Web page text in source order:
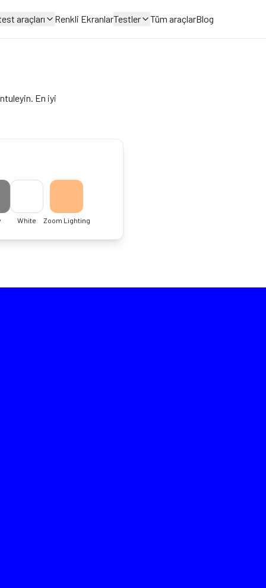
araçları Renkli EkranlarTestler Tüm araçlarBlog
En iyi
White Zoom Lighting